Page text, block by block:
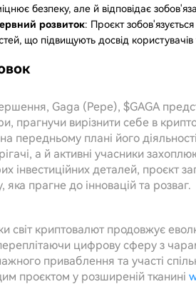
безпеку, але й відповідає
розвиток: Проєкт
що підвищують досвід користувачів
Gaga (Pepe), $GAGA
прагнучи вирізнити себе в
передньому плані його
а й активні учасники
інвестиційних деталей, проєкт
яка прагне до інновацій та розваг.
світ криптовалют продовжує
цифрову сферу з
приваблення та участі
проєктом у розширеній тканині